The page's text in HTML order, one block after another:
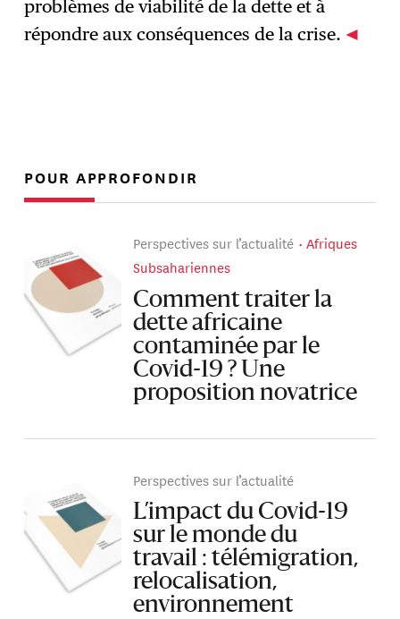
problèmes de viabilité de la dette et à
répondre aux conséquences de la crise.
POUR APPROFONDIR
Perspectives sur l’actualité
Afriques
Subsahariennes
Comment traiter la
dette africaine
contaminée par le
Covid-19 ? Une
proposition novatrice
Perspectives sur l’actualité
L’impact du Covid-19
sur le monde du
travail : télémigration,
relocalisation,
environnement